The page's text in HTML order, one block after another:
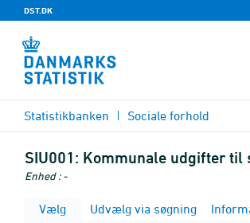
DST.DK
Statistikbanken Sociale forhold
SIU001: Kommunale udgifter til
Enhed : -
Vælg
Udvælg via søgning